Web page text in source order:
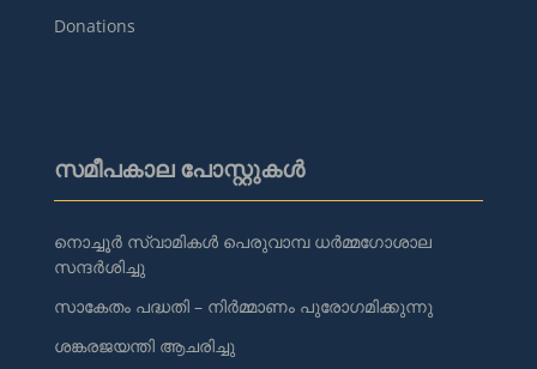
Donations
സമീപകാല പോസ്റ്റുകൾ
നൊച്ചൂർ സ്വാമികൾ പെരുവാമ്പ ധർമ്മഗോശാല
സന്ദർശിച്ചു
സാകേതം പദ്ധതി – നിർമ്മാണം പുരോഗമിക്കുന്നു
ശങ്കരജയന്തി ആചരിച്ചു